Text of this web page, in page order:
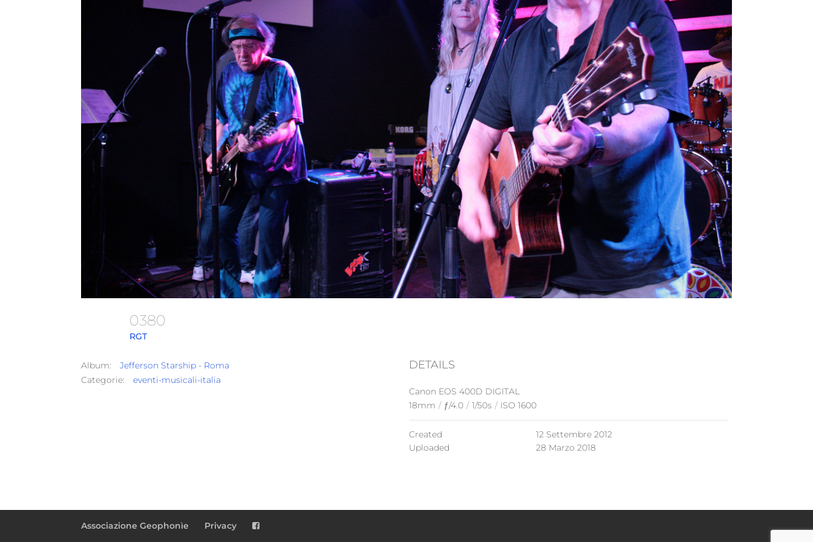
0380
RGT
Album:
Jefferson Starship - Roma
Categorie:
eventi-musicali-italia
DETAILS
Canon EOS 400D DIGITAL
18mm / ƒ/4.0 / 1/50s / ISO 1600
Created
12 Settembre 2012
Uploaded
28 Marzo 2018
Associazione Geophonìe Privacy